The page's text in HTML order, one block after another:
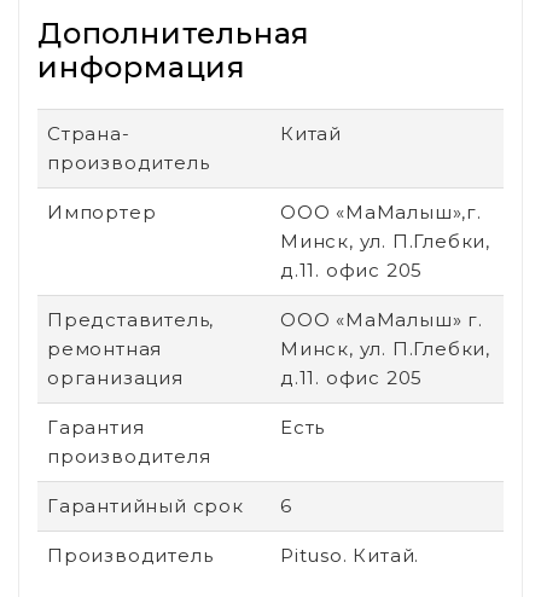
Дополнительная
информация
Страна-
производитель
Китай
Импортер
ООО «МаМалыш»,г.
Минск, ул. П.Глебки,
д.11. офис 205
Представитель,
ремонтная
организация
ООО «МаМалыш» г.
Минск, ул. П.Глебки,
д.11. офис 205
Гарантия
производителя
Есть
Гарантийный срок 6
Производитель Pituso. Китай.